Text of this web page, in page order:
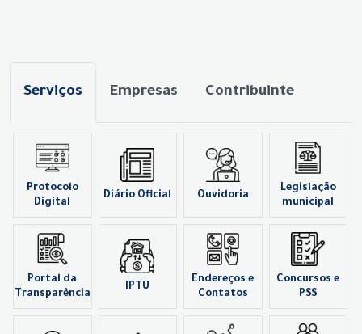
Serviços Empresas Contribuinte
Protocolo
Digital
Diário Oficial Ouvidoria
Legislação
municipal
Portal da
Transparência
IPTU
Endereços e
Contatos
Concursos e
PSS